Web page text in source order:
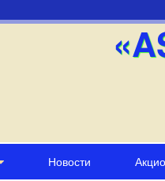
Новости